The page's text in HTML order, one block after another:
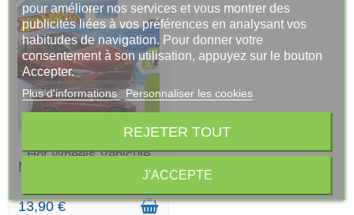
EN STOCK
Hot Wheels Véhicule
Miniature Tesla Model...
13,90 €
pour améliorer nos services et vous montrer des
publicités liées à vos préférences en analysant vos
habitudes de navigation. Pour donner votre
consentement à son utilisation, appuyez sur le bouton
Accepter.
Plus d'informations Personnaliser les cookies
REJETER TOUT
J'ACCEPTE